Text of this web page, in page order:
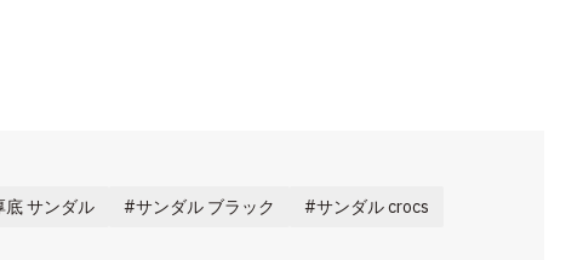
底 サンダル サンダル ブラック
サンダル crocs